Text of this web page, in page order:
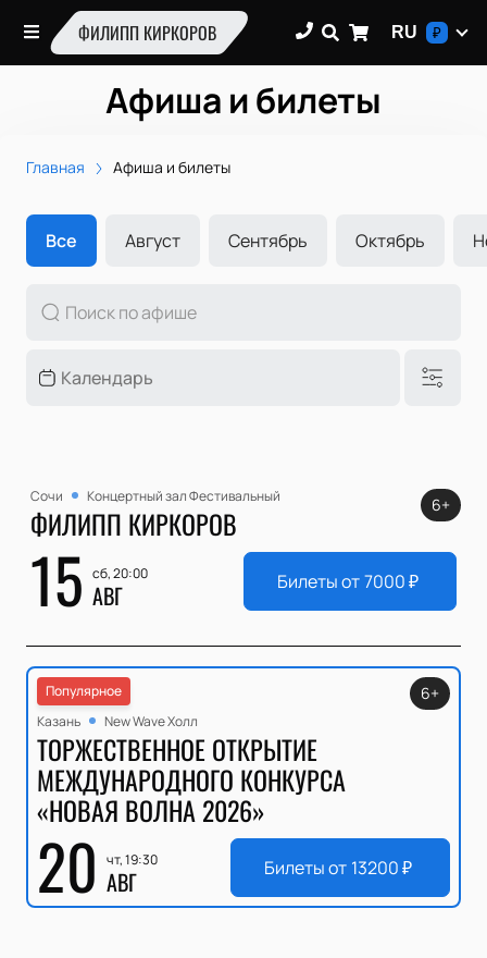
ФИЛИПП КИРКОРОВ RU ₽
Афиша и билеты
Главная Афиша и билеты
Все Август Сентябрь Октябрь
Сочи Концертный зал Фестивальный
ФИЛИПП КИРКОРОВ
15 сб, 20:00
АВГ
6+
Билеты от7000₽
Популярное
Казань
New Wave Холл
ТОРЖЕСТВЕННОЕ ОТКРЫТИЕ
МЕЖДУНАРОДНОГО КОНКУРСА
«НОВАЯ ВОЛНА 2026»
20 чт, 19:30
АВГ
6+
Билеты от 13200₽